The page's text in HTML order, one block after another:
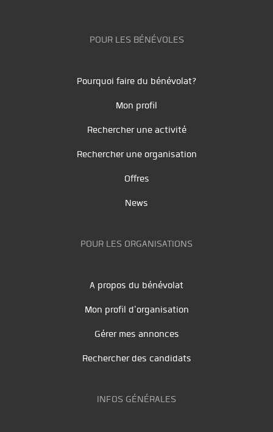
POUR LES BÉNÉVOLES
Pourquoi faire du bénévolat?
Mon profil
Rechercher une activité
Rechercher une organisation
Offres
News
POUR LES ORGANISATIONS
A propos du bénévolat
Mon profil d'organisation
Gérer mes annonces
Rechercher des candidats
INFOS GÉNÉRALES